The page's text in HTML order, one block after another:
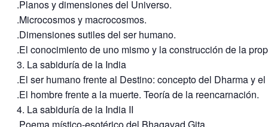
.Planos y dimensiones del Universo.
.Microcosmos y macrocosmos.
.Dimensiones sutiles del ser humano.
.El conocimiento de uno mismo y la construcción de la
3. La sabiduría de la India
.El ser humano frente al Destino: concepto del Dharma y
.El hombre frente a la muerte. Teoría de la reencarnación.
4. La sabiduría de la India II